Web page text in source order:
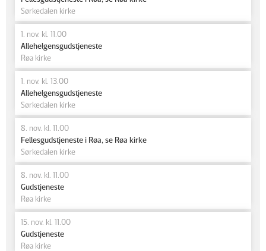
Sørkedalen kirke
1. nov. kl. 11.00
Allehelgensgudstjeneste
Røa kirke
1. nov. kl. 13.00
Allehelgensgudstjeneste
Sørkedalen kirke
8. nov. kl. 11.00
Fellesgudstjeneste i Røa, se Røa kirke
Sørkedalen kirke
8. nov. kl. 11.00
Gudstjeneste
Røa kirke
15. nov. kl. 11.00
Gudstjeneste
Røa kirke